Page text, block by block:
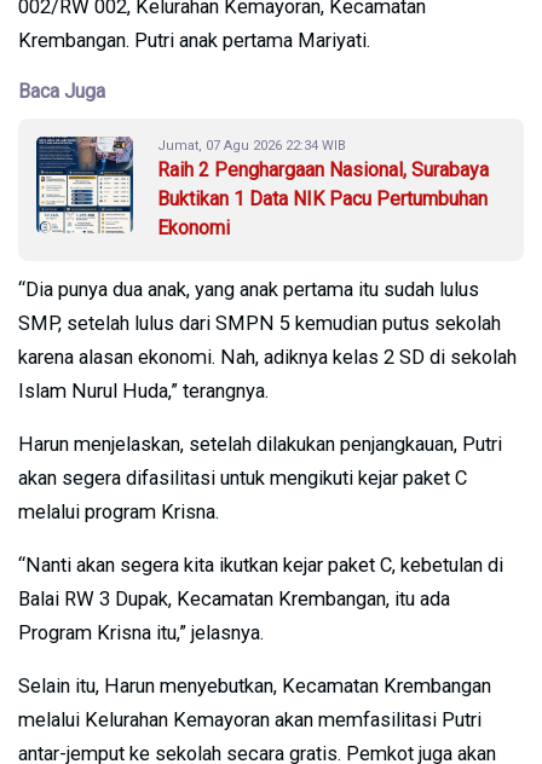
002/RW 002, Kelurahan Kemayoran, Kecamatan
Krembangan. Putri anak pertama Mariyati.
Baca Juga
Jumat, 07 Agu 2026 22:34 WIB
Raih 2 Penghargaan Nasional, Surabaya
Buktikan 1 Data NIK Pacu Pertumbuhan
Ekonomi
“Dia punya dua anak, yang anak pertama itu sudah lulus
SMP, setelah lulus dari SMPN 5 kemudian putus sekolah
karena alasan ekonomi. Nah, adiknya kelas 2 SD di sekolah
Islam Nurul Huda,” terangnya.
Harun menjelaskan, setelah dilakukan penjangkauan, Putri
akan segera difasilitasi untuk mengikuti kejar paket C
melalui program Krisna.
“Nanti akan segera kita ikutkan kejar paket C, kebetulan di
Balai RW 3 Dupak, Kecamatan Krembangan, itu ada
Program Krisna itu,” jelasnya.
Selain itu, Harun menyebutkan, Kecamatan Krembangan
melalui Kelurahan Kemayoran akan memfasilitasi Putri
antar-jemput ke sekolah secara gratis. Pemkot juga akan